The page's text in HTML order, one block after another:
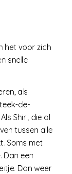
het voor zich
snelle
als
de-
Shirl, die al
tussen alle
Soms met
Dan een
Dan weer